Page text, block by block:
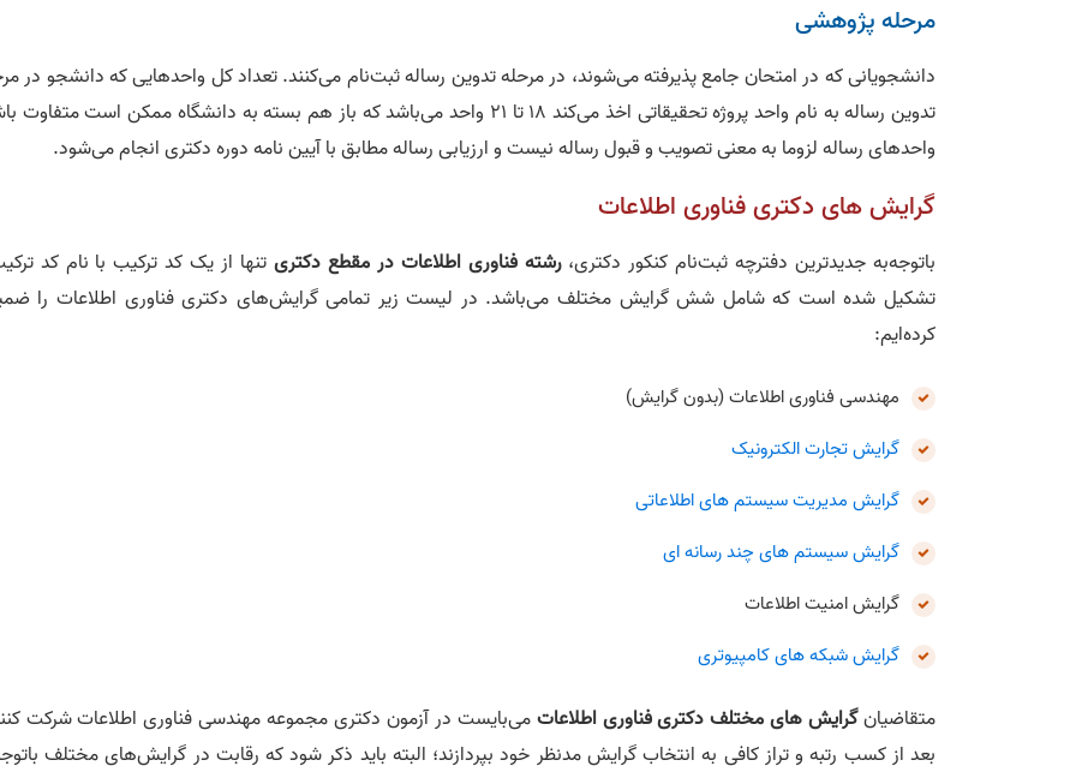
مرحله پژوهشی
دانشجویانی که در امتحان جامع پذیرفته می‌شوند، در مرحله تدوین رساله ثبت‌نام می‌کنند. تعداد کل واحد‌هایی که دانشجو در
تدوین رساله به نام واحد پروژه تحقیقاتی اخذ می‌کند 18 تا 21 واحد می‌باشد که باز هم بسته به دانشگاه ممکن است
واحدهای رساله لزوما به معنی تصویب و قبول رساله نیست و ارزیابی رساله مطابق با آیین نامه دوره دکتری انجام می‌شود.
گرایش های دکتری فناوری اطلاعات
باتوجه‌به جدیدترین دفترچه ثبت‌نام کنکور دکتری،رشته فناوری اطلاعات در مقطع دکتری
تشکیل شده است که شامل شش گرایش مختلف می‌باشد. در لیست زیر تمامی گرایش‌های دکتری فناوری اطلاعات را
کرده‌ایم:
مهندسی فناوری اطلاعات (بدون گرایش)
گرایش تجارت الکترونیک
گرایش مدیریت سیستم های اطلاعاتی
گرایش سیستم های چند رسانه ای
گرایش امنیت اطلاعات
گرایش شبکه های کامپیوتری
متقاضیانگرایش های مختلف دکتری فناوری اطلاعاتمی‌بایست در آزمون دکتری مجموعه مهندسی فناوری اطلاعات شرکت
بعد از کسب رتبه و تراز کافی به انتخاب گرایش مدنظر خود بپردازند؛ البته باید ذکر شود که رقابت در گرایش‌های مختلف